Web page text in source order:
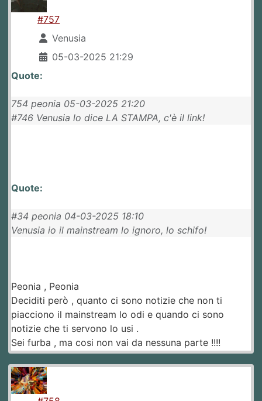
#757
Venusia
05-03-2025 21:29
Quote:
754 peonia 05-03-2025 21:20
#746 Venusia lo dice LA STAMPA, c'è il link!
Quote:
#34 peonia 04-03-2025 18:10
Venusia io il mainstream lo ignoro, lo schifo!
Peonia , Peonia
Deciditi però , quanto ci sono notizie che non ti
piacciono il mainstream lo odi e quando ci sono
notizie che ti servono lo usi .
Sei furba , ma cosi non vai da nessuna parte !!!!